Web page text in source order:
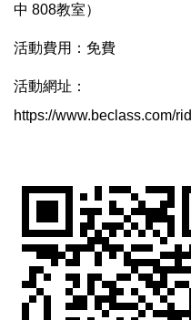
中 808教室）
活動費用：免費
活動網址：
https://www.beclass.com/